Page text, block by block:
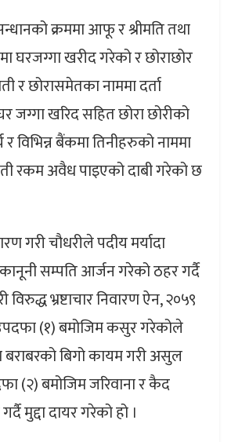
क्रममा आफू र श्रीमति तथा
घरजग्गा खरीद गरेको र छोराछोर
र छोरासमेतका नाममा दर्ता
जग्गा खरिद सहित छोरा छोरीको
विभिन्न बैंकमा तिनीहरुको नाममा
रकम अवैध पाइएको दाबी गरेको छ
गरी चौधरीले पदीय मर्यादा
सम्पति आर्जन गरेको ठहर गर्दै
भ्रष्टाचार निवारण ऐन, २०५९
(१) बमोजिम कसुर गरेकोले
बिगो कायम गरी असुल
(२) बमोजिम जरिवाना र कैद
मुद्दा दायर गरेको हो ।